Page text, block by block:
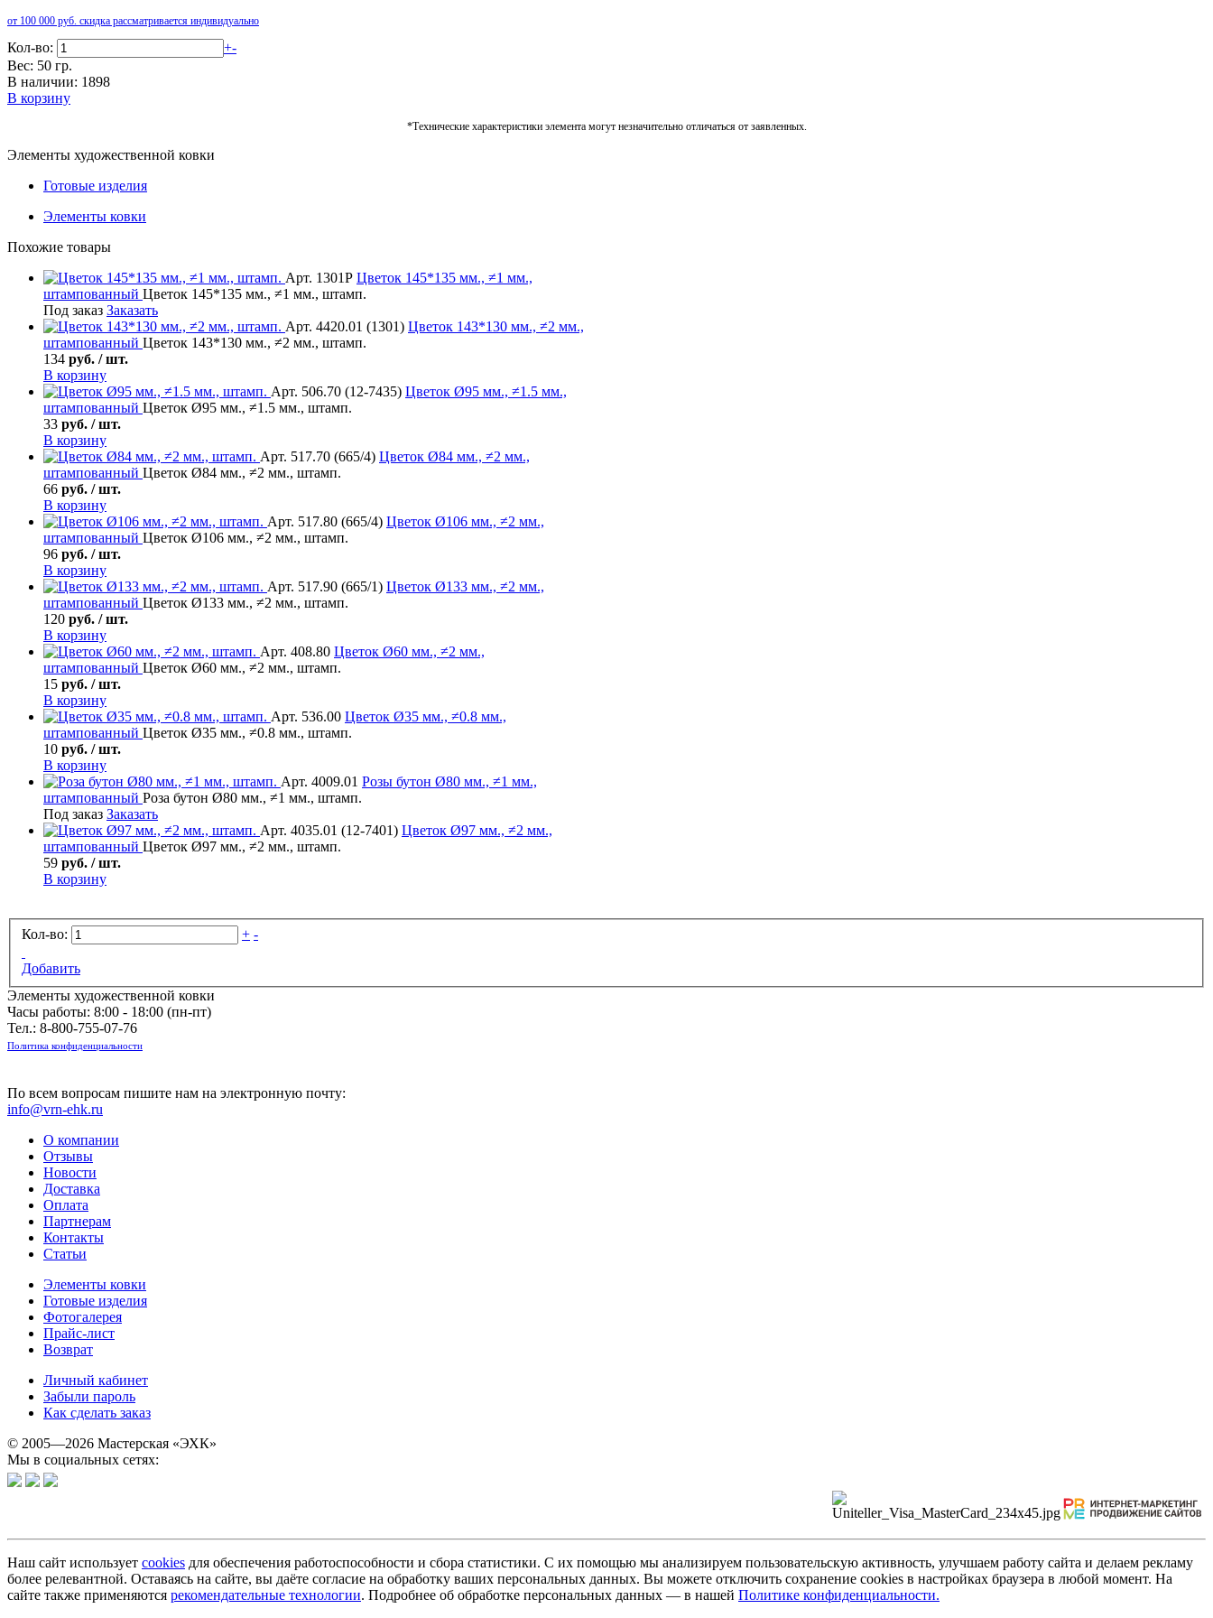
от 100 000 руб. скидка рассматривается индивидуально
Кол-во: +-
Вес: 50 гр.
В наличии: 1898
В корзину
*Технические характеристики элемента могут незначительно отличаться от заявленных.
Элементы художественной ковки
Готовые изделия
Элементы ковки
Похожие товары
Арт. 1301Р Цветок 145*135 мм., ≠1 мм.,
штампованный Цветок 145*135 мм., ≠1 мм., штамп.
Под заказ Заказать
Арт. 4420.01 (1301) Цветок 143*130 мм., ≠2 мм.,
штампованный Цветок 143*130 мм., ≠2 мм., штамп.
134 руб. / шт.
В корзину
Арт. 506.70 (12-7435) Цветок Ø95 мм., ≠1.5 мм.,
штампованный Цветок Ø95 мм., ≠1.5 мм., штамп.
33 руб. / шт.
В корзину
Арт. 517.70 (665/4) Цветок Ø84 мм., ≠2 мм.,
штампованный Цветок Ø84 мм., ≠2 мм., штамп.
66 руб. / шт.
В корзину
Арт. 517.80 (665/4) Цветок Ø106 мм., ≠2 мм.,
штампованный Цветок Ø106 мм., ≠2 мм., штамп.
96 руб. / шт.
В корзину
Арт. 517.90 (665/1) Цветок Ø133 мм., ≠2 мм.,
штампованный Цветок Ø133 мм., ≠2 мм., штамп.
120 руб. / шт.
В корзину
Арт. 408.80 Цветок Ø60 мм., ≠2 мм.,
штампованный Цветок Ø60 мм., ≠2 мм., штамп.
15 руб. / шт.
В корзину
Арт. 536.00 Цветок Ø35 мм., ≠0.8 мм.,
штампованный Цветок Ø35 мм., ≠0.8 мм., штамп.
10 руб. / шт.
В корзину
Арт. 4009.01 Розы бутон Ø80 мм., ≠1 мм.,
штампованный Роза бутон Ø80 мм., ≠1 мм., штамп.
Под заказ Заказать
Арт. 4035.01 (12-7401) Цветок Ø97 мм., ≠2 мм.,
штампованный Цветок Ø97 мм., ≠2 мм., штамп.
59 руб. / шт.
В корзину
Кол-во: + -
Добавить
Элементы художественной ковки
Часы работы: 8:00 - 18:00 (пн-пт)
Тел.: 8-800-755-07-76
Политика конфиденциальности
По всем вопросам пишите нам на электронную почту:
info@vrn-ehk.ru
О компании
Отзывы
Новости
Доставка
Оплата
Партнерам
Контакты
Статьи
Элементы ковки
Готовые изделия
Фотогалерея
Прайс-лист
Возврат
Личный кабинет
Забыли пароль
Как сделать заказ
© 2005—2026 Мастерская «ЭХК»
Мы в социальных сетях:
Наш сайт использует cookies для обеспечения работоспособности и сбора статистики. С их помощью мы анализируем пользовательскую активность, улучшаем работу сайта и делаем рекламу
более релевантной. Оставаясь на сайте, вы даёте согласие на обработку ваших персональных данных. Вы можете отключить сохранение cookies в настройках браузера в любой момент. На
сайте также применяются рекомендательные технологии. Подробнее об обработке персональных данных — в нашей Политике конфиденциальности.